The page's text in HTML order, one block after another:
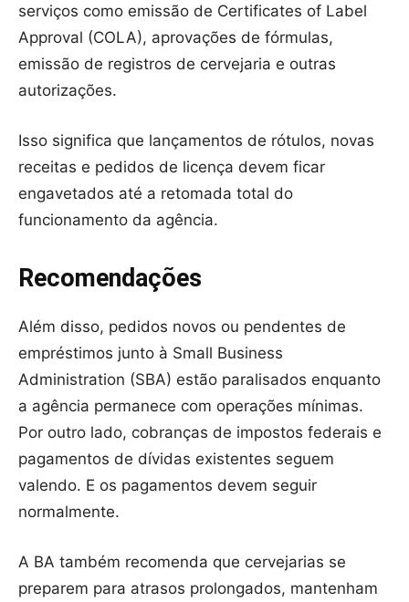
serviços como emissão de Certificates of Label
Approval (COLA), aprovações de fórmulas,
emissão de registros de cervejaria e outras
autorizações.
Isso significa que lançamentos de rótulos, novas
receitas e pedidos de licença devem ficar
engavetados até a retomada total do
funcionamento da agência.
Recomendações
Além disso, pedidos novos ou pendentes de
empréstimos junto à Small Business
Administration (SBA) estão paralisados enquanto
a agência permanece com operações mínimas.
Por outro lado, cobranças de impostos federais e
pagamentos de dívidas existentes seguem
valendo. E os pagamentos devem seguir
normalmente.
A BA também recomenda que cervejarias se
preparem para atrasos prolongados, mantenham